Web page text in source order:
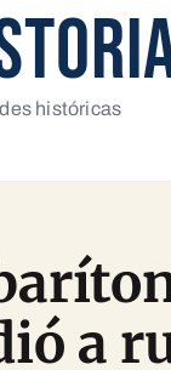
históricas
a